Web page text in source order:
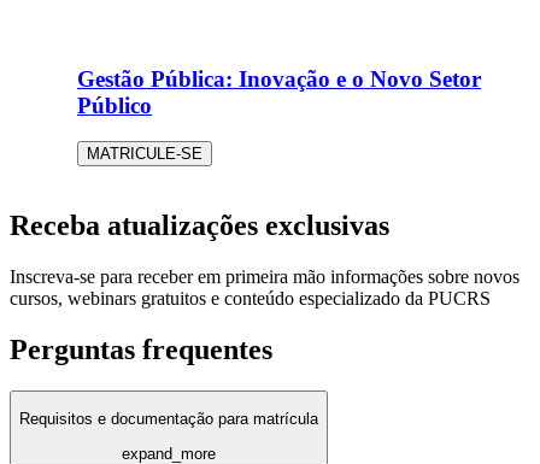
Gestão Pública: Inovação e o Novo Setor
Público
MATRICULE-SE
Receba atualizações exclusivas
Inscreva-se para receber em primeira mão informações sobre novos
cursos, webinars gratuitos e conteúdo especializado da PUCRS
Perguntas frequentes
Requisitos e documentação para matrícula
expand_more